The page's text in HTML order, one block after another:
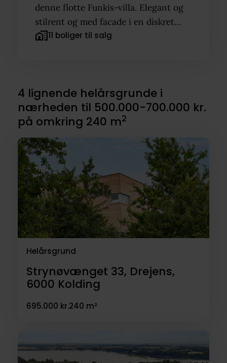
denne flotte Funkis-villa. Elegant og
stilrent og med facade i en diskret
mursten, som matcher udtrykket i de
og fuglesang midt i skoven!
Huset er tegnet af Menzer og
Kristensen, som har speciale i
individuelle og arkitekttegnede
Funkis-huse i både ét og to plan. Du
får et hus i højeste bygge-kvalitet og i
vedligeholdelsesfrie materialer, så du
kan nyde livet i stedet for at tænke på
vedligehold af huset. Haven og de
grønne omgivelser holdes af
grundejerforeningen, så du slipper
Indretningsforslaget i dette hus giver
dig en moderne fordeling af rummene,
stue. Der er et godt soveværelse med
11 boliger til salg
4 lignende helårsgrunde i
nærheden til 500.000-700.000 kr.
på omkring 240 m2
Helårsgrund
Strynøvænget 33, Drejens,
6000 Kolding
695.000 kr.240 m²